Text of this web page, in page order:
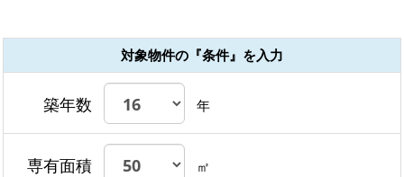
対象物件の『条件』を入力
築年数 年
専有面積 ㎡